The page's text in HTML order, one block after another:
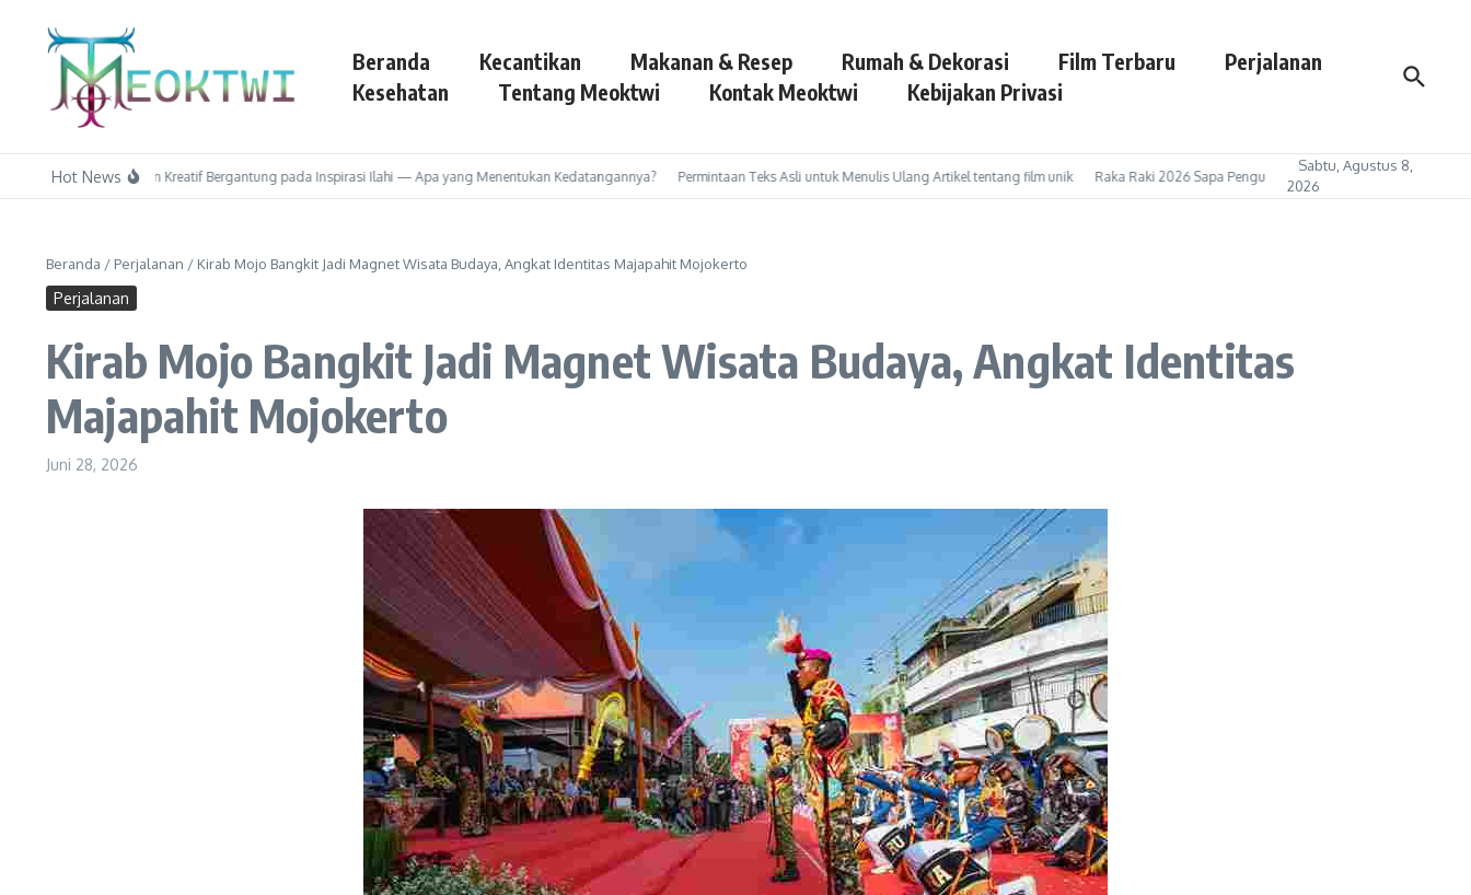
Beranda Kecantikan Makanan & Resep Rumah & Dekorasi Film Terbaru
Perjalanan
Kesehatan
Tentang Meoktwi Kontak Meoktwi Kebijakan Privasi
Hot News
Socrates: Kejeniusan Kreatif Bergantung pada Inspirasi Ilahi — Apa yang Menentukan Kedatangannya? Permintaan Teks Asli untuk Menulis Ulang Artikel tentang film unik Raka Raki 2026 Sapa Pengunjung Mall di Gresik, Promosikan
Sabtu, Agustus 8,
2026
Beranda / Perjalanan / Kirab Mojo Bangkit Jadi Magnet Wisata Budaya, Angkat Identitas Majapahit Mojokerto
Perjalanan
Kirab Mojo Bangkit Jadi Magnet Wisata Budaya, Angkat Identitas
Majapahit Mojokerto
Juni 28, 2026